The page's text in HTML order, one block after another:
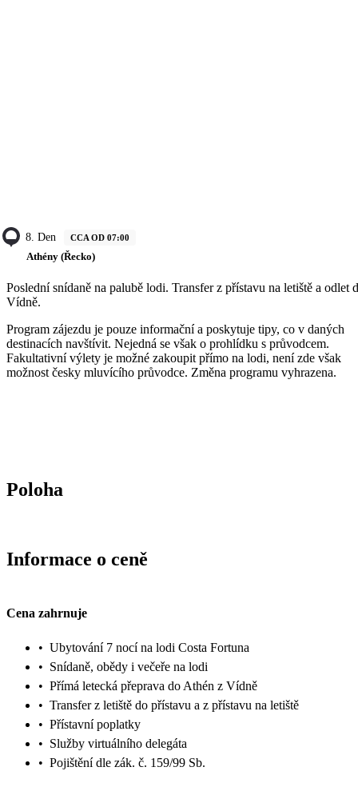
8. Den CCA OD 07:00
Athény (Řecko)
Poslední snídaně na palubě lodi. Transfer z přístavu na letiště a odlet
Vídně.
Program zájezdu je pouze informační a poskytuje tipy, co v daných
destinacích navštívit. Nejedná se však o prohlídku s průvodcem.
Fakultativní výlety je možné zakoupit přímo na lodi, není zde však
možnost česky mluvícího průvodce. Změna programu vyhrazena.
Poloha
Informace o ceně
Cena zahrnuje
• Ubytování 7 nocí na lodi Costa Fortuna
• Snídaně, obědy i večeře na lodi
• Přímá letecká přeprava do Athén z Vídně
• Transfer z letiště do přístavu a z přístavu na letiště
• Přístavní poplatky
• Služby virtuálního delegáta
• Pojištění dle zák. č. 159/99 Sb.